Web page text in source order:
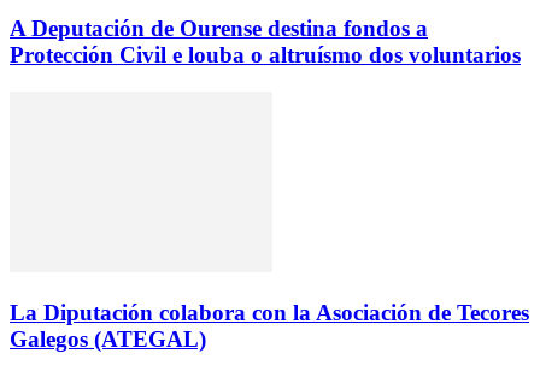
A Deputación de Ourense destina fondos a
Protección Civil e louba o altruísmo dos voluntarios
La Diputación colabora con la Asociación de Tecores
Galegos (ATEGAL)